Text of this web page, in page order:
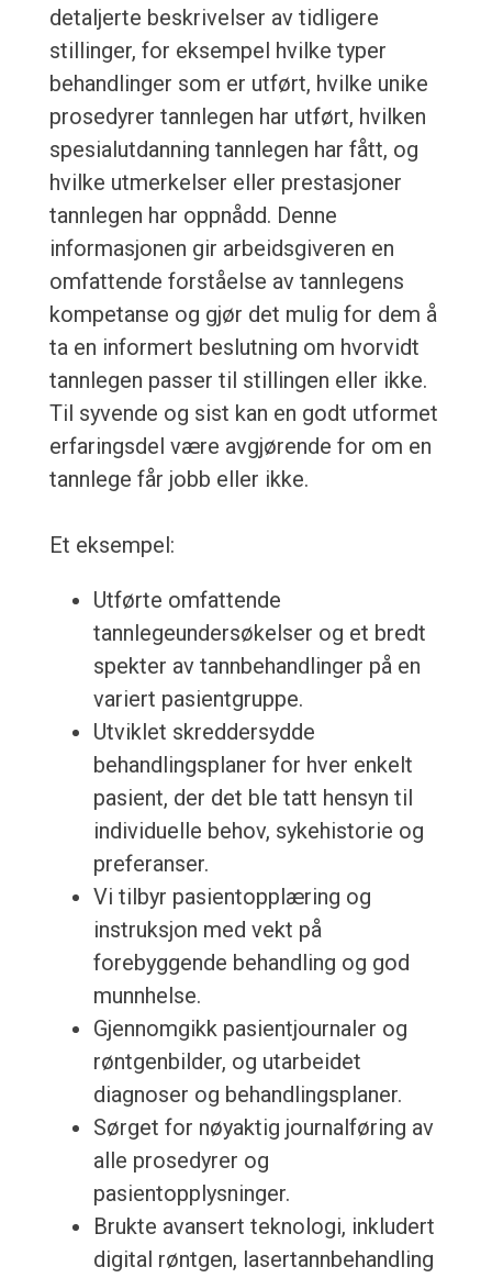
detaljerte beskrivelser av tidligere
stillinger, for eksempel hvilke typer
behandlinger som er utført, hvilke unike
prosedyrer tannlegen har utført, hvilken
spesialutdanning tannlegen har fått, og
hvilke utmerkelser eller prestasjoner
tannlegen har oppnådd. Denne
informasjonen gir arbeidsgiveren en
omfattende forståelse av tannlegens
kompetanse og gjør det mulig for dem å
ta en informert beslutning om hvorvidt
tannlegen passer til stillingen eller ikke.
Til syvende og sist kan en godt utformet
erfaringsdel være avgjørende for om en
tannlege får jobb eller ikke.
Et eksempel:
Utførte omfattende
tannlegeundersøkelser og et bredt
spekter av tannbehandlinger på en
variert pasientgruppe.
Utviklet skreddersydde
behandlingsplaner for hver enkelt
pasient, der det ble tatt hensyn til
individuelle behov, sykehistorie og
preferanser.
Vi tilbyr pasientopplæring og
instruksjon med vekt på
forebyggende behandling og god
munnhelse.
Gjennomgikk pasientjournaler og
røntgenbilder, og utarbeidet
diagnoser og behandlingsplaner.
Sørget for nøyaktig journalføring av
alle prosedyrer og
pasientopplysninger.
Brukte avansert teknologi, inkludert
digital røntgen, lasertannbehandling